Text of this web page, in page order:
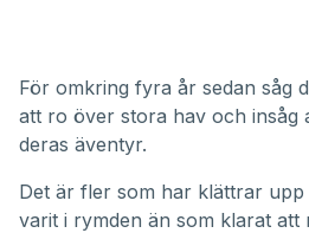
För omkring fyra år sedan såg
att ro över stora hav och insåg
deras äventyr.
Det är fler som har klättrar upp
varit i rymden än som klarat att